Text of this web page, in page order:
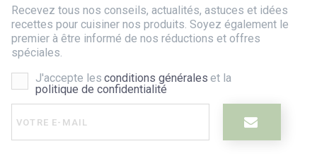
Recevez tous nos conseils, actualités, astuces et idées
recettes pour cuisiner nos produits. Soyez également le
premier à être informé de nos réductions et offres
spéciales.
J'accepte les conditions générales et la
politique de confidentialité